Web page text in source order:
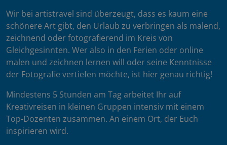
Wir bei artistravel sind überzeugt, dass es kaum eine
schönere Art gibt, den Urlaub zu verbringen als malend,
zeichnend oder fotografierend im Kreis von
Gleichgesinnten. Wer also in den Ferien oder online
malen und zeichnen lernen will oder seine Kenntnisse
der Fotografie vertiefen möchte, ist hier genau richtig!
Mindestens 5 Stunden am Tag arbeitet Ihr auf
Kreativreisen in kleinen Gruppen intensiv mit einem
Top-Dozenten zusammen. An einem Ort, der Euch
inspirieren wird.